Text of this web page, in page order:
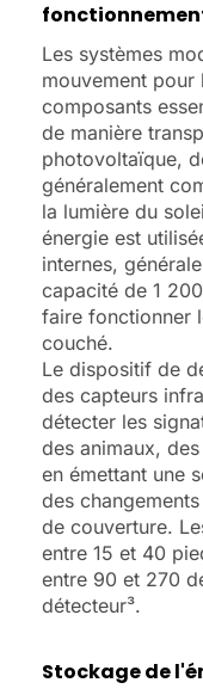
Les systèmes
mouvement pour
composants
de manière
photovoltaïque,
généralement
la lumière du
énergie est
internes,
capacité de 1
faire fonctionner
couché.
Le dispositif de
des capteurs
détecter les
des animaux,
en émettant une
des
de couverture.
entre 15 et 40
entre 90 et 270
détecteur³.
Stockage de